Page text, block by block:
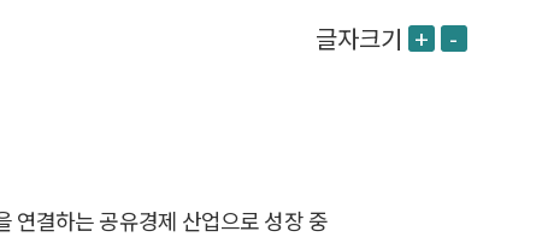
글자크기 + -
연결하는 공유경제 산업으로 성장 중